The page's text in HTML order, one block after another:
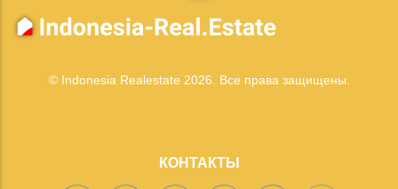
© Indonesia Realestate 2026. Все права защищены.
КОНТАКТЫ